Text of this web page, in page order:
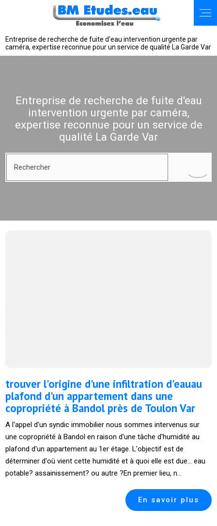
Entreprise de recherche de fuite d'eau intervention urgente par
caméra, expertise reconnue pour un service de qualité La Garde Var
Entreprise de recherche de fuite d'eau
intervention urgente par caméra,
expertise reconnue pour un service de
qualité La Garde Var
Rechercher
trouver l'origine d'une infiltration d'eauau
plafond d'un appartement dans une
copropriété à Bandol près de Toulon Var
A l'appel d'un syndic immobilier nous sommes intervenus sur
une copropriété à Bandol en raison d'une tâche d'humidité au
plafond d'un appartement au 1er étage. L'objectif est de
déterminer d'où vient cette humidité et à quoi elle est due... eau
potable? assainissement? ou autre ?En premier lieu, n...
En savoir plus